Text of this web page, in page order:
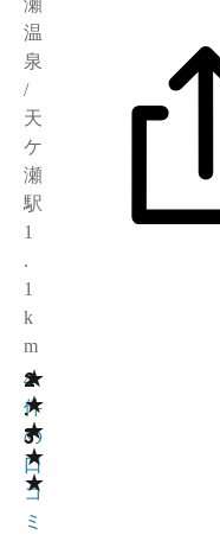
温
泉
/
天
ケ
瀬
駅
1
.
1
k
m
★
★
★
★
★
2
.
3
4
件
の
口
コ
ミ